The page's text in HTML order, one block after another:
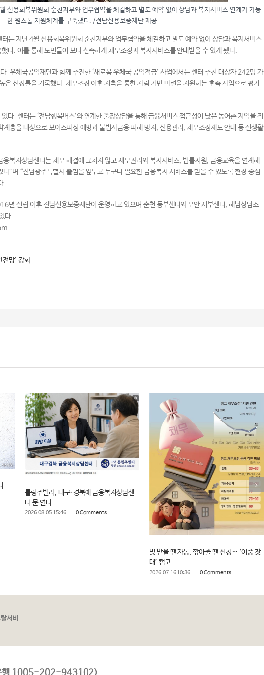
신용회복위원회 순천지부와 업무협약을 체결하고 별도 예약 없이 상담과 복지서비스 연계가 가능
한 원스톱 지원체계를 구축했다. /전남신용보증재단 제공
는 지난 4월 신용회복위원회 순천지부와 업무협약을 체결하고 별도 예약 없이 상담과 복지서비스
다. 이를 통해 도민들이 보다 신속하게 채무조정과 복지서비스를 안내받을 수 있게 됐다.
. 우체국공익재단과 함께 추진한 ‘새로봄 우체국 공익적금’ 사업에서는 센터 추천 대상자 242명 가
선정률을 기록했다. 채무조정 이후 저축을 통한 자립 기반 마련을 지원하는 후속 사업으로 평가
다. 센터는 ‘전남행복버스’와 연계한 출장상담을 통해 금융서비스 접근성이 낮은 농어촌 지역을 직
계층을 대상으로 보이스피싱 예방과 불법사금융 피해 방지, 신용관리, 채무조정제도 안내 등 실생활
복지상담센터는 채무 해결에 그치지 않고 재무관리와 복지서비스, 법률지원, 금융교육을 연계해
”며 “전남광주특별시 출범을 앞두고 누구나 필요한 금융복지 서비스를 받을 수 있도록 현장 중심
.
년 설립 이후 전남신용보증재단이 운영하고 있으며 순천 동부센터와 무안 서부센터, 해남상담소
다.
전망’ 강화
롤링주빌리, 대구·경북에 금융복지상담센
터 문 연다
2026.08.05 15:46 0 Comments
빚 받을 땐 자동, 깎아줄 땐 신청… ‘이중 잣
대’ 캠코
2026.07.16 10:36 0 Comments
서비
은행 1005-202-943102)